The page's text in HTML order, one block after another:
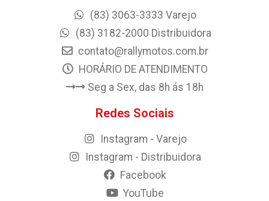
(83) 3063-3333 Varejo
(83) 3182-2000 Distribuidora
contato@rallymotos.com.br
HORÁRIO DE ATENDIMENTO
Seg a Sex, das 8h ás 18h
Redes Sociais
Instagram - Varejo
Instagram - Distribuidora
Facebook
YouTube